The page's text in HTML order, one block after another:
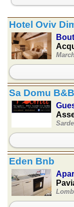
Hotel Oviv
Sa Domu B&B
Eden Bnb